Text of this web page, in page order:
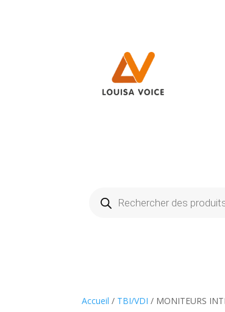
produits
Accueil / TBI/VDI / MONITEURS